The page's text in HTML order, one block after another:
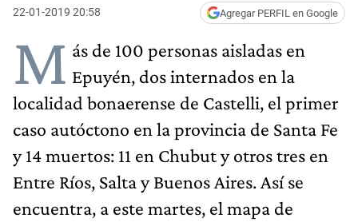
22-01-2019 20:58 Agregar PERFIL en Google
M ás de 100 personas aisladas en
Epuyén, dos internados en la
localidad bonaerense de Castelli, el primer
caso autóctono en la provincia de Santa Fe
y 14 muertos: 11 en Chubut y otros tres en
Entre Ríos, Salta y Buenos Aires. Así se
encuentra, a este martes, el mapa de